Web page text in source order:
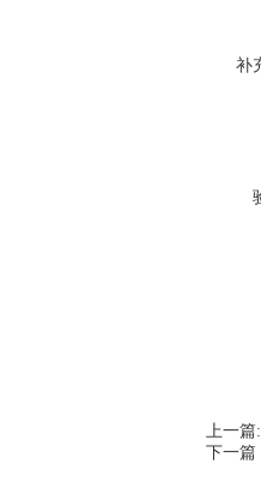
补
上一篇:
下一篇